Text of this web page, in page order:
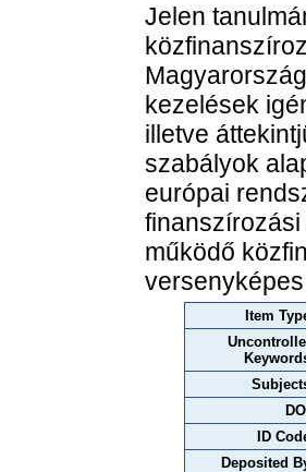
Jelen
kezelések
illetve
szabályok
európai
működő
Item
ID
Deposited